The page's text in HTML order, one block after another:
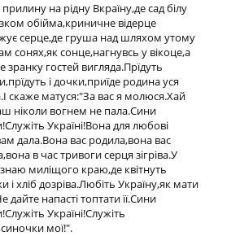
на рідну Вкраїну,де сад білу
обійма,криничне відерце
серце,де груша над шляхом утому
сонях,як сонце,нагнувсь у вікоце,а
зранку гостей вигляда.Прїдуть
і дочки,приїде родина уся
скаже матуся:"За вас я молюся.Хай
ніколи вогнем не пала.Сини
Україні!Вона для любові
дала.Вона вас родила,вона вас
в час тривоги серця зігріва.У
знаю миліщого краю,де квітнуть
і хліб дозріва.Любіть Україну,як мати
дайте напасті топтати її.Сини
Україні!Служіть
мої!".